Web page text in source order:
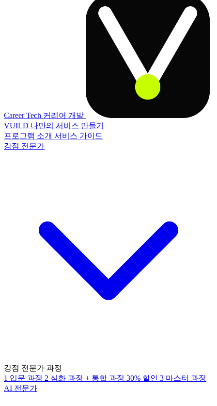
Career Tech 커리어 개발
VUILD 나만의 서비스 만들기
프로그램 소개 서비스 가이드
강점 전문가
강점 전문가 과정
1 입문 과정 2 심화 과정 + 통합 과정 30% 할인 3 마스터 과정
AI 전문가